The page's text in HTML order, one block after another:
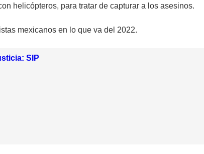
helicópteros, para tratar de capturar a los asesinos.
mexicanos en lo que va del 2022.
SIP